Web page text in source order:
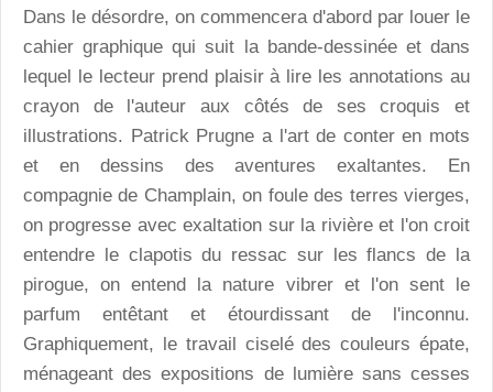
Dans le désordre, on commencera d'abord par louer le
cahier graphique qui suit la bande-dessinée et dans
lequel le lecteur prend plaisir à lire les annotations au
crayon de l'auteur aux côtés de ses croquis et
illustrations. Patrick Prugne a l'art de conter en mots
et en dessins des aventures exaltantes. En
compagnie de Champlain, on foule des terres vierges,
on progresse avec exaltation sur la rivière et l'on croit
entendre le clapotis du ressac sur les flancs de la
pirogue, on entend la nature vibrer et l'on sent le
parfum entêtant et étourdissant de l'inconnu.
Graphiquement, le travail ciselé des couleurs épate,
ménageant des expositions de lumière sans cesses